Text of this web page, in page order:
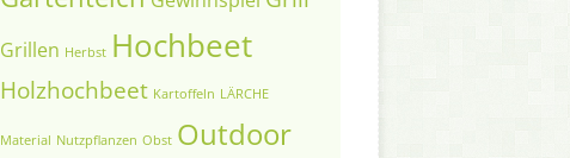
Grillen Herbst Hochbeet
Holzhochbeet Kartoffeln LÄRCHE
Material Nutzpflanzen Obst Outdoor